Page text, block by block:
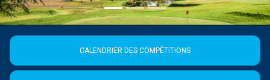
CALENDRIER DES COMPÉTITIONS